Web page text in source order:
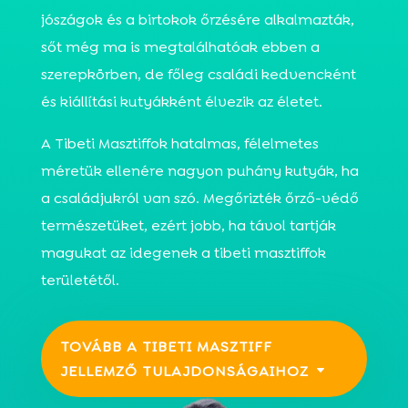
jószágok és a birtokok őrzésére alkalmazták,
sőt még ma is megtalálhatóak ebben a
szerepkörben, de főleg családi kedvencként
és kiállítási kutyákként élvezik az életet.
A Tibeti Masztiffok hatalmas, félelmetes
méretük ellenére nagyon puhány kutyák, ha
a családjukról van szó. Megőrizték őrző-védő
természetüket, ezért jobb, ha távol tartják
magukat az idegenek a tibeti masztiffok
területétől.
TOVÁBB A TIBETI MASZTIFF
JELLEMZŐ TULAJDONSÁGAIHOZ